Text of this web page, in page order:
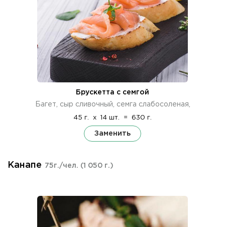
Брускетта с семгой
Багет, сыр сливочный, семга слабосоленая,
45 г. x 14 шт. = 630 г.
Заменить
Канапе 75г./чел. (1 050 г.)